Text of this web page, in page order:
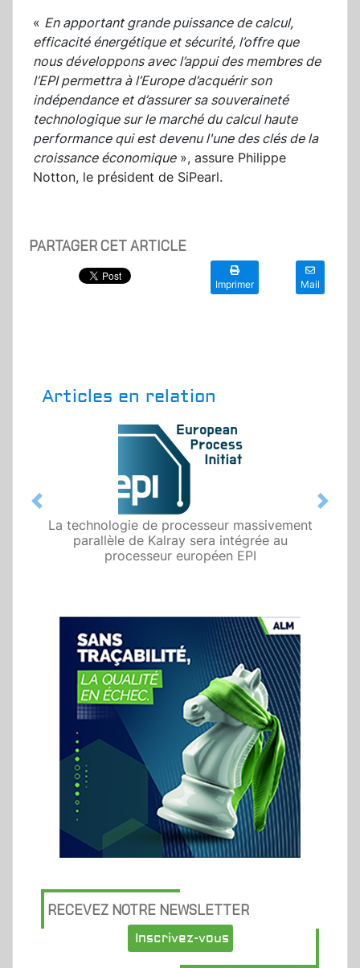
« En apportant grande puissance de calcul,
efficacité énergétique et sécurité, l’offre que
nous développons avec l’appui des membres de
l’EPI permettra à l’Europe d’acquérir son
indépendance et d’assurer sa souveraineté
technologique sur le marché du calcul haute
performance qui est devenu l'une des clés de la
croissance économique», assure Philippe
Notton, le président de SiPearl.
PARTAGER CET ARTICLE
Imprimer Mail
Articles en relation
La technologie de processeur massivement
parallèle de Kalray sera intégrée au
processeur européen EPI
Previous Next
RECEVEZ NOTRE NEWSLETTER
Inscrivez-vous